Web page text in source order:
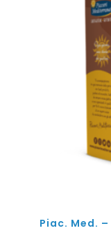
Piac. Med.